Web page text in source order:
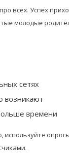
всех. Успех
молодые
сетях
возникают
времени